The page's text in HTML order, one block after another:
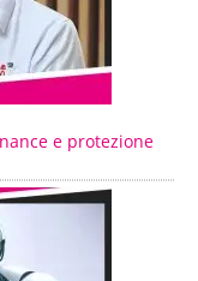
e protezione